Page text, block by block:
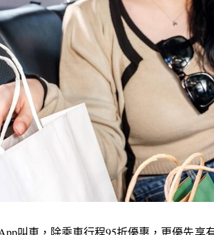
叫車，除乘車行程95折優惠，更優先